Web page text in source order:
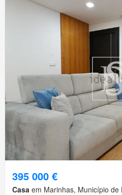
395 000 €
Casa em Marinhas, Município